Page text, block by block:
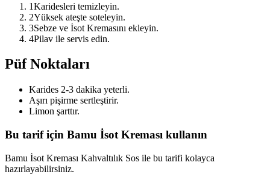
1Karidesleri temizleyin.
2Yüksek ateşte soteleyin.
3Sebze ve İsot Kremasını ekleyin.
4Pilav ile servis edin.
Püf Noktaları
Karides 2-3 dakika yeterli.
Aşırı pişirme sertleştirir.
Limon şarttır.
Bu tarif için Bamu İsot Kreması kullanın
Bamu İsot Kreması Kahvaltılık Sos ile bu tarifi kolayca
hazırlayabilirsiniz.